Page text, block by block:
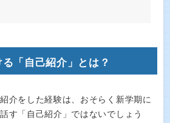
「自己紹介」とは？
介をした経験は、おそらく新学期に
す「自己紹介」ではないでしょう